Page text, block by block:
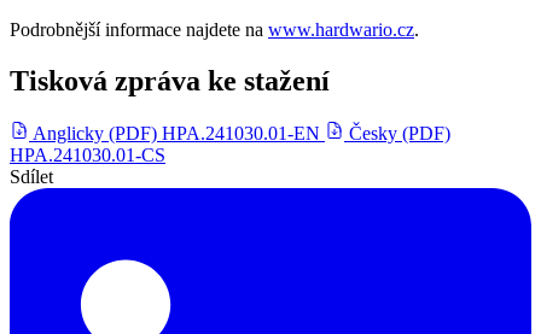
Podrobnější informace najdete na www.hardwario.cz.
Tisková zpráva ke stažení
Anglicky (PDF) HPA.241030.01-EN
Česky (PDF)
HPA.241030.01-CS
Sdílet